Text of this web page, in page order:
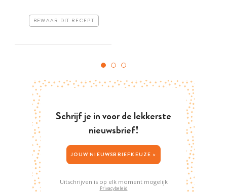
BEWAAR DIT RECEPT
Schrijf je in voor de lekkerste
nieuwsbrief!
JOUW NIEUWSBRIEFKEUZE >
Uitschrijven is op elk moment mogelijk
Privacybeleid